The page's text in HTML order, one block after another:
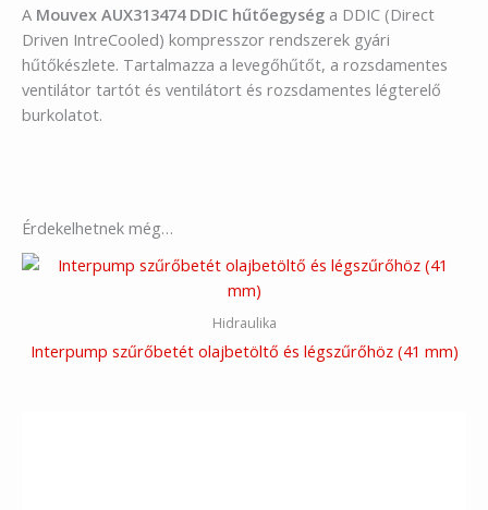
A Mouvex AUX313474 DDIC hűtőegység a DDIC (Direct
Driven IntreCooled) kompresszor rendszerek gyári
hűtőkészlete. Tartalmazza a levegőhűtőt, a rozsdamentes
ventilátor tartót és ventilátort és rozsdamentes légterelő
burkolatot.
Érdekelhetnek még…
Hidraulika
Interpump szűrőbetét olajbetöltő és légszűrőhöz (41 mm)